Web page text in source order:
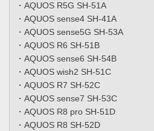
・AQUOS R5G SH-51A
・AQUOS sense4 SH-41A
・AQUOS sense5G SH-53A
・AQUOS R6 SH-51B
・AQUOS sense6 SH-54B
・AQUOS wish2 SH-51C
・AQUOS R7 SH-52C
・AQUOS sense7 SH-53C
・AQUOS R8 pro SH-51D
・AQUOS R8 SH-52D